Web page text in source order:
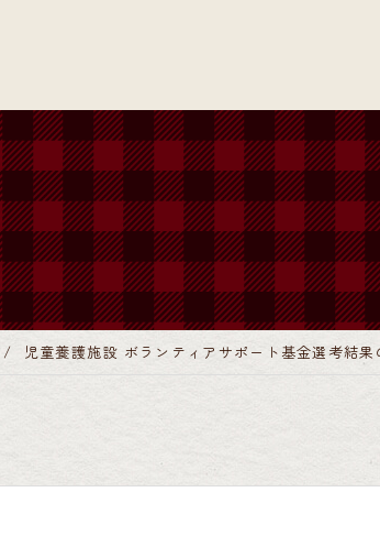
児童養護施設 ボランティアサポート基金選考結果